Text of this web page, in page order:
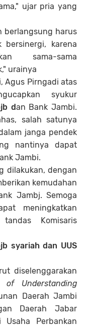
ujar pria yang
berlangsung harus
karena
sama-sama
urainya
Agus Pirngadi atas
syukur
dan Bank Jambi.
salah satunya
janga pendek
nantinya dapat
Jambi.
dilakukan, dengan
kemudahan
Jambj. Semoga
meningkatkan
Komisaris
syariah dan UUS
diselenggarakan
of Understanding
Daerah Jambi
Daerah Jabar
Perbankan